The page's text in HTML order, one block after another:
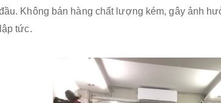
Không bán hàng chất lượng kém, gây ảnh
tức.